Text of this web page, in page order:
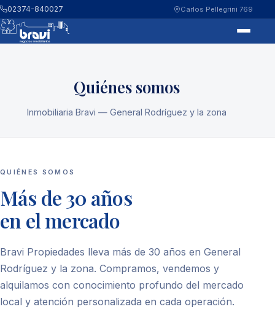
02374-840027 Carlos Pellegrini 769
Quiénes somos
Inmobiliaria Bravi — General Rodríguez y la zona
QUIÉNES SOMOS
Más de 30 años
en el mercado
Bravi Propiedades lleva más de 30 años en General
Rodríguez y la zona. Compramos, vendemos y
alquilamos con conocimiento profundo del mercado
local y atención personalizada en cada operación.